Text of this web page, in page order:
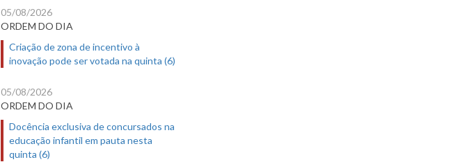
05/08/2026
ORDEM DO DIA
Criação de zona de incentivo à
inovação pode ser votada na quinta (6)
05/08/2026
ORDEM DO DIA
Docência exclusiva de concursados na
educação infantil em pauta nesta
quinta (6)